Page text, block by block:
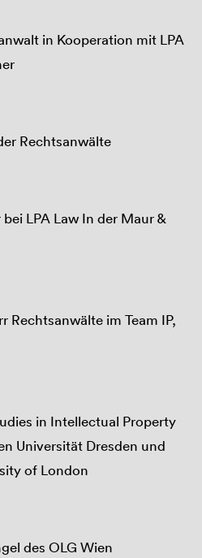
in Kooperation mit LPA
Rechtsanwälte
LPA Law In der Maur &
Rechtsanwälte im Team IP,
in Intellectual Property
Universität Dresden und
of London
des OLG Wien